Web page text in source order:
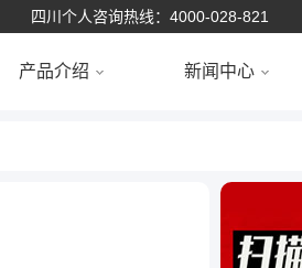
四川个人咨询热线：4000-028-821
产品介绍 新闻中心